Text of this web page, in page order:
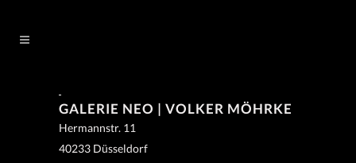
GALERIE NEO | VOLKER MÖHRKE
Hermannstr. 11
40233 Düsseldorf